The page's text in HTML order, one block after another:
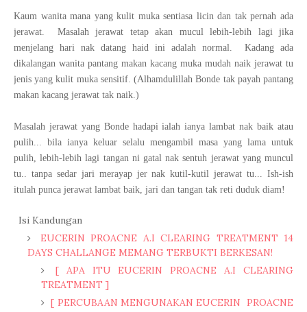
Kaum wanita mana yang kulit muka sentiasa licin dan tak pernah ada
jerawat. Masalah jerawat tetap akan mucul lebih-lebih lagi jika
menjelang hari nak datang haid ini adalah normal. Kadang ada
dikalangan wanita pantang makan kacang muka mudah naik jerawat tu
jenis yang kulit muka sensitif. (Alhamdulillah Bonde tak payah pantang
makan kacang jerawat tak naik.)
Masalah jerawat yang Bonde hadapi ialah ianya lambat nak baik atau
pulih... bila ianya keluar selalu mengambil masa yang lama untuk
pulih, lebih-lebih lagi tangan ni gatal nak sentuh jerawat yang muncul
tu.. tanpa sedar jari merayap jer nak kutil-kutil jerawat tu... Ish-ish
itulah punca jerawat lambat baik, jari dan tangan tak reti duduk diam!
Isi Kandungan
EUCERIN PROACNE A.I CLEARING TREATMENT 14
DAYS CHALLANGE MEMANG TERBUKTI BERKESAN!
[ APA ITU EUCERIN PROACNE A.I CLEARING
TREATMENT ]
[ PERCUBAAN MENGUNAKAN EUCERIN PROACNE